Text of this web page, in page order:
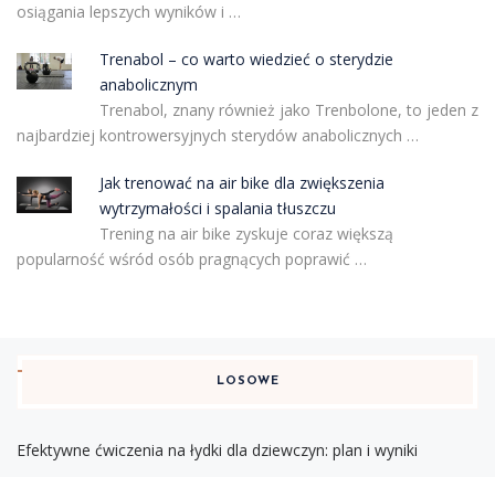
osiągania lepszych wyników i …
Trenabol – co warto wiedzieć o sterydzie
anabolicznym
Trenabol, znany również jako Trenbolone, to jeden z
najbardziej kontrowersyjnych sterydów anabolicznych …
Jak trenować na air bike dla zwiększenia
wytrzymałości i spalania tłuszczu
Trening na air bike zyskuje coraz większą
popularność wśród osób pragnących poprawić …
LOSOWE
Efektywne ćwiczenia na łydki dla dziewczyn: plan i wyniki